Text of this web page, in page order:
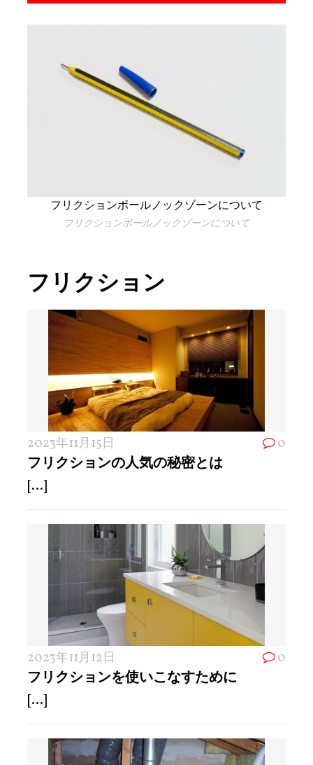
フリクションボールノックゾーンについて
フリクションボールノックゾーンについて
フリクション
2023年11月15日 0
フリクションの人気の秘密とは
[...]
2023年11月12日 0
フリクションを使いこなすために
[...]